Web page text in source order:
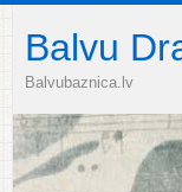
Balvu
Balvubaznica.lv